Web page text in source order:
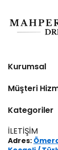
Kurumsal
Müşteri
Kategoriler
İLETİŞİM
Adres: